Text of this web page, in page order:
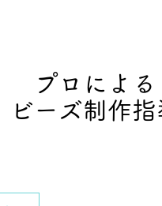
プロによる
ビーズ制作